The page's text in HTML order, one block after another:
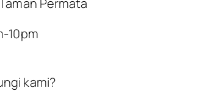
Permata
10pm
kami?